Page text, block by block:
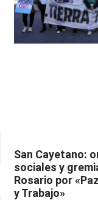
San Cayetano:
sociales y
Rosario por
y Trabajo»